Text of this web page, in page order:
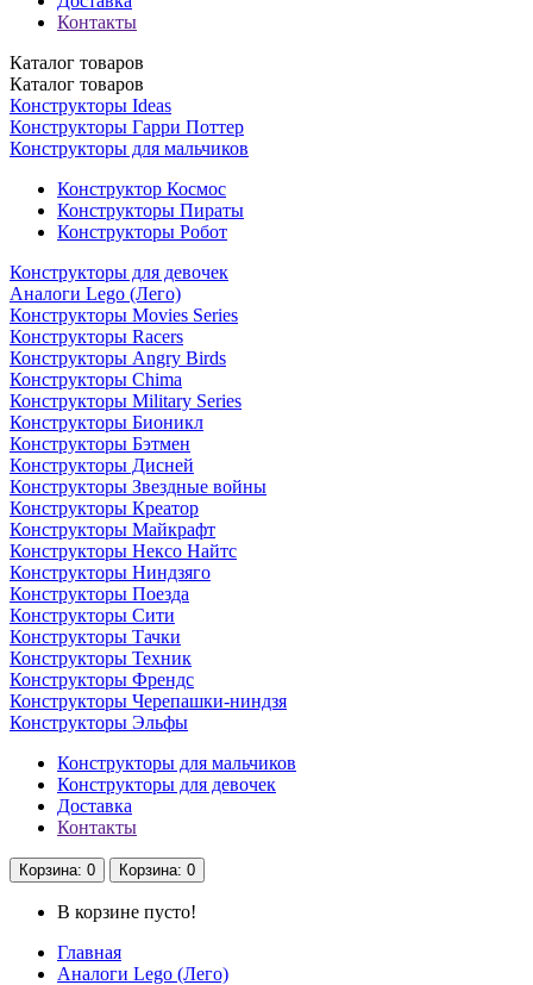
Контакты
Каталог товаров
Каталог товаров
Конструкторы Ideas
Конструкторы Гарри Поттер
Конструкторы для мальчиков
Конструктор Космос
Конструкторы Пираты
Конструкторы Робот
Конструкторы для девочек
Аналоги Lego (Лего)
Конструкторы Movies Series
Конструкторы Racers
Конструкторы Angry Birds
Конструкторы Chima
Конструкторы Military Series
Конструкторы Бионикл
Конструкторы Бэтмен
Конструкторы Дисней
Конструкторы Звездные войны
Конструкторы Креатор
Конструкторы Майкрафт
Конструкторы Нексо Найтс
Конструкторы Ниндзяго
Конструкторы Поезда
Конструкторы Сити
Конструкторы Тачки
Конструкторы Техник
Конструкторы Френдс
Конструкторы Черепашки-ниндзя
Конструкторы Эльфы
Конструкторы для мальчиков
Конструкторы для девочек
Доставка
Контакты
Корзина: 0 Корзина: 0
В корзине пусто!
Главная
Аналоги Lego (Лего)